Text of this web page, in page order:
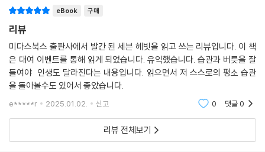
eBook 구매
리뷰
미다스북스 출판사에서 발간 된 세븐 헤빗을 읽고 쓰는 리뷰입니다. 이 책
은 대여 이벤트를 통해 읽게 되었습니다. 유익했습니다. 습관과 버릇을 잘
들여야 인생도 달라진다는 내용입니다. 읽으면서 저 스스로의 평소 습관
을 돌아볼수도 있어서 좋았습니다.
e*****r 2025.01.02. 신고 0 댓글0
리뷰 전체보기